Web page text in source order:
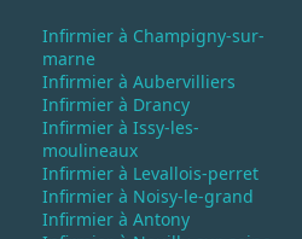
Infirmier à Champigny-sur-
marne
Infirmier à Aubervilliers
Infirmier à Drancy
Infirmier à Issy-les-
moulineaux
Infirmier à Levallois-perret
Infirmier à Noisy-le-grand
Infirmier à Antony